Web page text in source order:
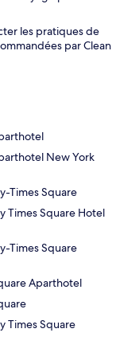
les pratiques de
par Clean
New York
Times Square
Times Square Hotel
Times Square
Aparthotel
Times Square